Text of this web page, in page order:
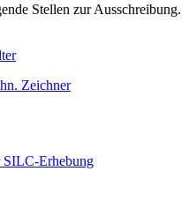
Stellen zur Ausschreibung.
Zeichner
SILC-Erhebung